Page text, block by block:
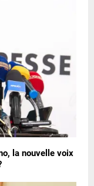
la nouvelle voix